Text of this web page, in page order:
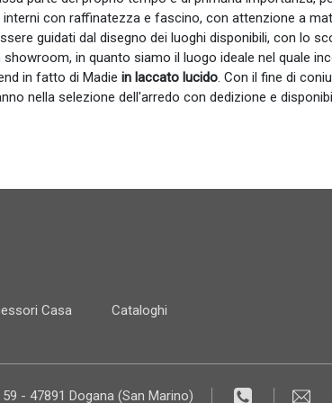
con raffinatezza e fascino, con attenzione a
guidati dal disegno dei luoghi disponibili, con lo
in quanto siamo il luogo ideale nel quale
in fatto di Madie in laccato lucido. Con il fine di
nella selezione dell'arredo con dedizione e
Casa Cataloghi
- 47891 Dogana (San Marino)